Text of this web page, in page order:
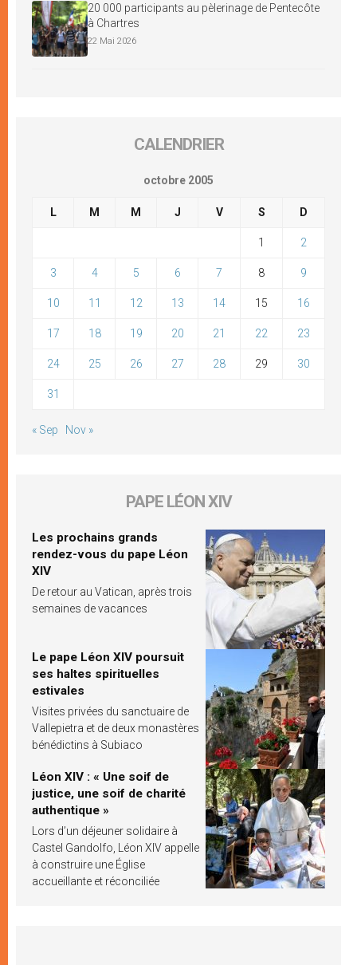
20 000 participants au pèlerinage de Pentecôte
à Chartres
22 Mai 2026
CALENDRIER
octobre 2005
L M M J V S D
1 2
3 4 5 6 7 8 9
10 11 12 13 14 15 16
17 18 19 20 21 22 23
24 25 26 27 28 29 30
31
« Sep Nov »
PAPE LÉON XIV
Les prochains grands
rendez-vous du pape Léon
XIV
De retour au Vatican, après trois
semaines de vacances
Le pape Léon XIV poursuit
ses haltes spirituelles
estivales
Visites privées du sanctuaire de
Vallepietra et de deux monastères
bénédictins à Subiaco
Léon XIV : « Une soif de
justice, une soif de charité
authentique »
Lors d’un déjeuner solidaire à
Castel Gandolfo, Léon XIV appelle
à construire une Église
accueillante et réconciliée